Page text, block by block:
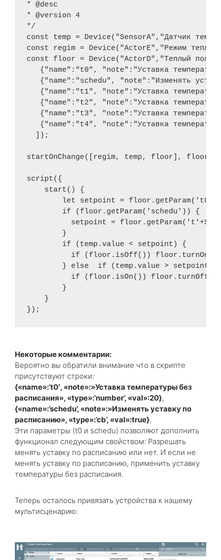
* @desc
* @version 4
*/
const temp = Device("SensorA","Датчик
const regim = Device("ActorE","Режим
const floor = Device("ActorD","Теплый
{"name":"t0", "note":"Уставка
{"name":"schedu", "note":"Изменять
{"name":"t1", "note":"Уставка
{"name":"t2", "note":"Уставка
{"name":"t3", "note":"Уставка
{"name":"t4", "note":"Уставка
  ]);
startOnChange([regim, temp, floor],
script({
    start() {
let setpoint =
        if (floor.getParam('schedu')) {
setpoint =
        }
        if (temp.value < setpoint) {
if (floor.isOff())
} else  if (temp.value > setpoint)
if (floor.isOn())
        }
    }
Некоторые комментарии:
Вероятно вы обратили внимание что в скрипте
присутствуют строки:
{«name»:’t0′, «note»:»Уставка температуры без
расписания», «type»:’number’, «val»:20},
{«name»:’schedu’, «note»:»Изменять уставку по
расписанию», «type»:’cb’, «val»:true},
Эти параметры (t0 и schedu) позволяют дополнить
функционал следующим свойством: Разрешать
менять уставку по расписанию или нет. И если не
менять уставку по расписанию, применить уставку
температуры без расписания.
Теперь осталось привязать устройства к нашему
мультисценарию: